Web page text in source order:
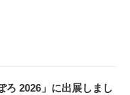
ろ 2026」に出展しまし